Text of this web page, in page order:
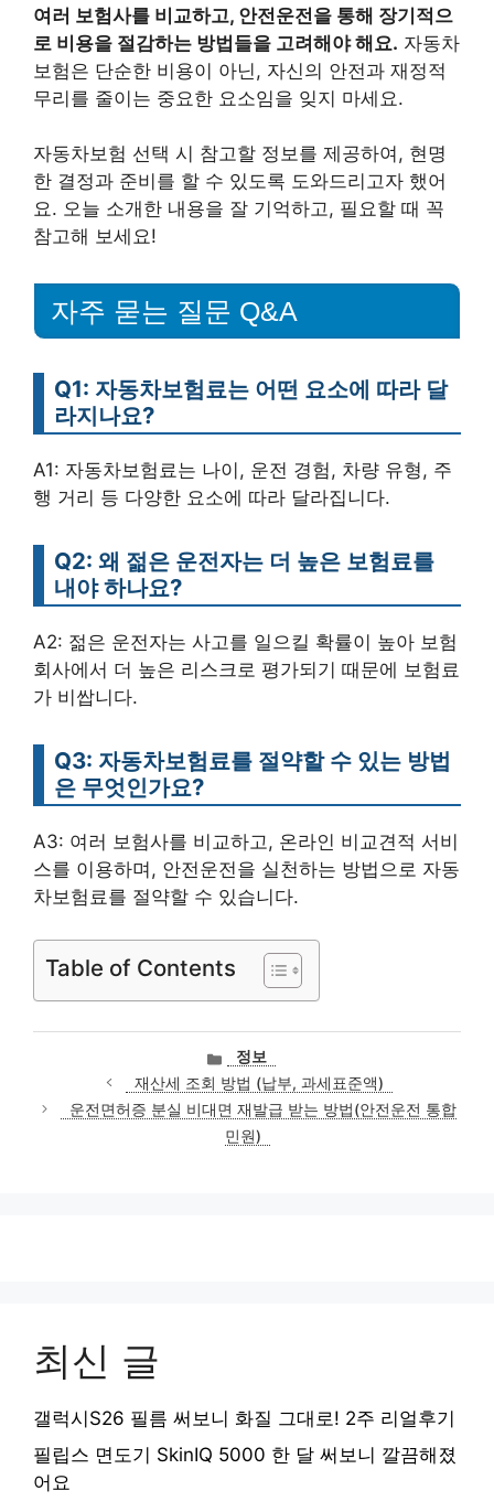
여러 보험사를 비교하고, 안전운전을 통해 장기적으
로 비용을 절감하는 방법들을 고려해야 해요. 자동차
보험은 단순한 비용이 아닌, 자신의 안전과 재정적
무리를 줄이는 중요한 요소임을 잊지 마세요.
자동차보험 선택 시 참고할 정보를 제공하여, 현명
한 결정과 준비를 할 수 있도록 도와드리고자 했어
요. 오늘 소개한 내용을 잘 기억하고, 필요할 때 꼭
참고해 보세요!
자주 묻는 질문 Q&A
Q1: 자동차보험료는 어떤 요소에 따라 달
라지나요?
A1: 자동차보험료는 나이, 운전 경험, 차량 유형, 주
행 거리 등 다양한 요소에 따라 달라집니다.
Q2: 왜 젊은 운전자는 더 높은 보험료를
내야 하나요?
A2: 젊은 운전자는 사고를 일으킬 확률이 높아 보험
회사에서 더 높은 리스크로 평가되기 때문에 보험료
가 비쌉니다.
Q3: 자동차보험료를 절약할 수 있는 방법
은 무엇인가요?
A3: 여러 보험사를 비교하고, 온라인 비교견적 서비
스를 이용하며, 안전운전을 실천하는 방법으로 자동
차보험료를 절약할 수 있습니다.
Table of Contents
카
테
고
리
정보
재산세 조회 방법 (납부, 과세표준액)
운전면허증 분실 비대면 재발급 받는 방법(안전운전 통합
민원)
최신 글
갤럭시S26 필름 써보니 화질 그대로! 2주 리얼후기
필립스 면도기 SkinIQ 5000 한 달 써보니 깔끔해졌
어요